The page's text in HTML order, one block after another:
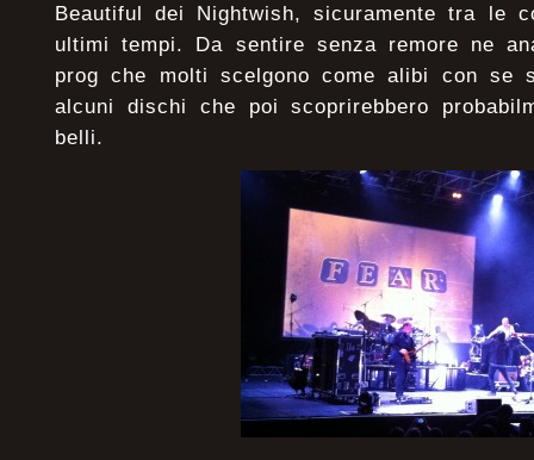
Beautiful dei Nightwish, sicuramente tra le
ultimi tempi. Da sentire senza remore ne
prog che molti scelgono come alibi con se
alcuni dischi che poi scoprirebbero
belli.